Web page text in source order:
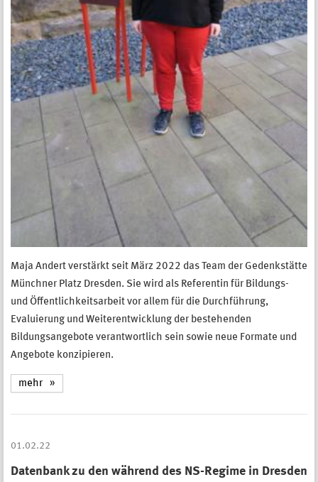
Maja Andert verstärkt seit März 2022 das Team der Gedenkstätte
Münchner Platz Dresden. Sie wird als Referentin für Bildungs-
und Öffentlichkeitsarbeit vor allem für die Durchführung,
Evaluierung und Weiterentwicklung der bestehenden
Bildungsangebote verantwortlich sein sowie neue Formate und
Angebote konzipieren.
mehr
01.02.22
Datenbank zu den während des NS-Regime in Dresden